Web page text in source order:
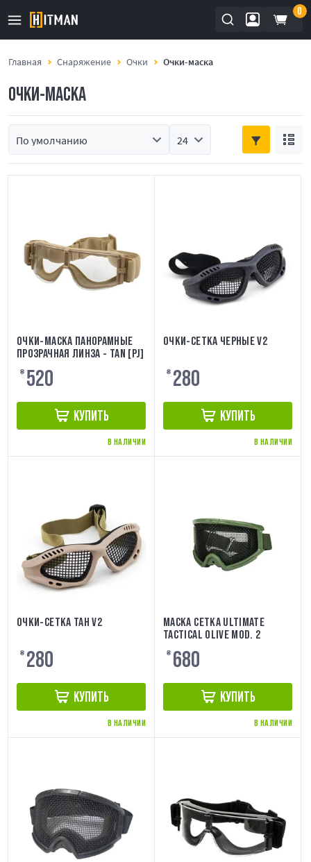
0
Главная Снаряжение Очки Очки-маска
ОЧКИ-МАСКА
ОЧКИ-МАСКА ПАНОРАМНЫЕ
ПРОЗРАЧНАЯ ЛИНЗА - TAN [PJ]
₴ 520
КУПИТЬ
В НАЛИЧИИ
ОЧКИ-СЕТКА ЧЕРНЫЕ V2
₴ 280
КУПИТЬ
В НАЛИЧИИ
ОЧКИ-СЕТКА ТАН V2
₴ 280
КУПИТЬ
В НАЛИЧИИ
МАСКА СЕТКА ULTIMATE
TACTICAL OLIVE MOD. 2
₴ 680
КУПИТЬ
В НАЛИЧИИ